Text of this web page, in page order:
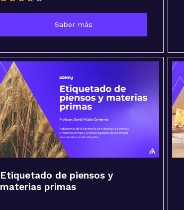
Saber más
Etiquetado de piensos y
materias primas